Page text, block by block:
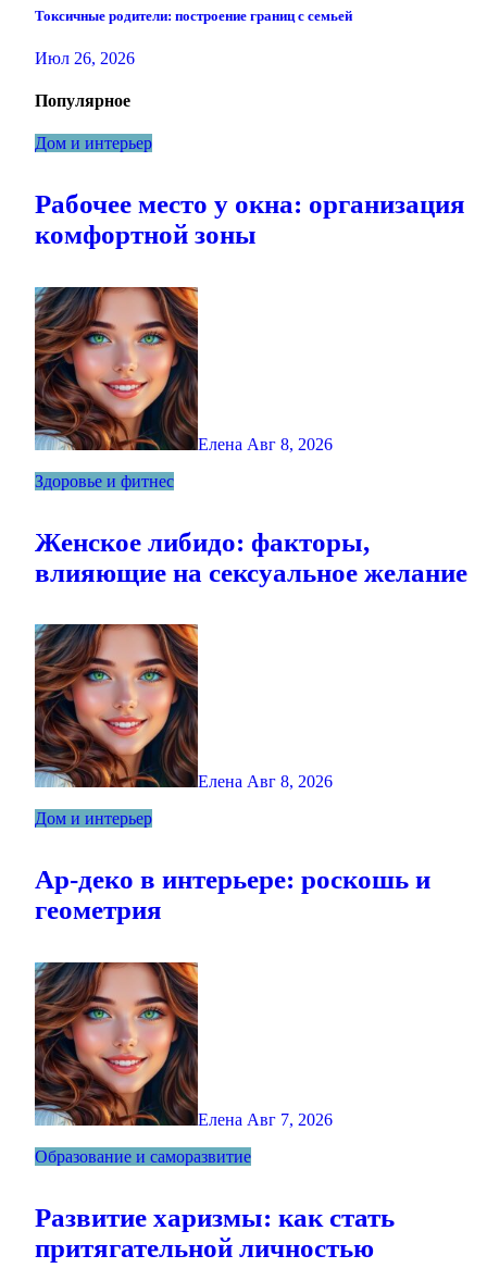
Токсичные родители: построение границ с семьей
Июл 26, 2026
Популярное
Дом и интерьер
Рабочее место у окна: организация
комфортной зоны
Елена Авг 8, 2026
Здоровье и фитнес
Женское либидо: факторы,
влияющие на сексуальное желание
Елена Авг 8, 2026
Дом и интерьер
Ар-деко в интерьере: роскошь и
геометрия
Елена Авг 7, 2026
Образование и саморазвитие
Развитие харизмы: как стать
притягательной личностью